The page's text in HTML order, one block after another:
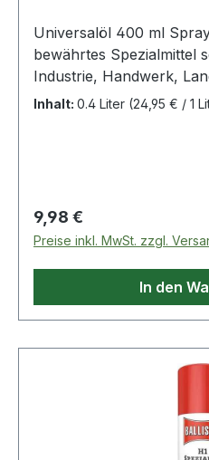
Universalöl 400 ml
bewährtes Spezialmittel
Industrie, Handwerk,
Haushalt · pflegt, schützt
ungeeignete Öle,
lebensmittelecht,
medizinisch rein,
dermatologisch mit
Inhalt: 0.4 Liter (24,95 € / 1
Regulärer Preis:
9,98 €
Preise inkl. MwSt. zzgl.
In den